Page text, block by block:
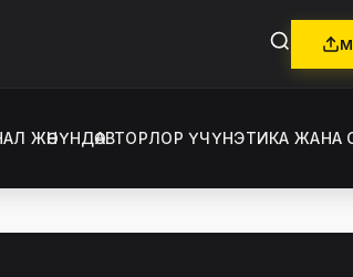
ЖӨНҮНДӨАВТОРЛОР ҮЧҮНЭТИКА ЖАНА